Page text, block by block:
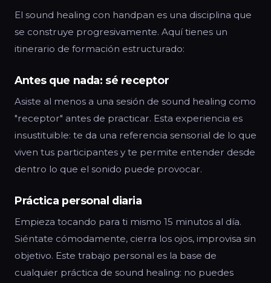
El sound healing con handpan es una disciplina que
se construye progresivamente. Aquí tienes un
itinerario de formación estructurado:
Antes que nada: sé receptor
Asiste al menos a una sesión de sound healing como
"receptor" antes de practicar. Esta experiencia es
insustituible: te da una referencia sensorial de lo que
viven tus participantes y te permite entender desde
dentro lo que el sonido puede provocar.
Práctica personal diaria
Empieza tocando para ti mismo 15 minutos al día.
Siéntate cómodamente, cierra los ojos, improvisa sin
objetivo. Este trabajo personal es la base de
cualquier práctica de sound healing: no puedes